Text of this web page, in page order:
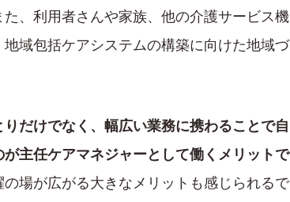
、利用者さんや家族、他の介護サービス機
域包括ケアシステムの構築に向けた地域づ
だけでなく、幅広い業務に携わることで自
主任ケアマネジャーとして働くメリットで
場が広がる大きなメリットも感じられるで